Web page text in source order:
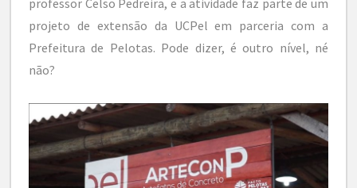
professor Celso Pedreira, e a atividade faz parte de um
projeto de extensão da UCPel em parceria com a
Prefeitura de Pelotas. Pode dizer, é outro nível, né
não?